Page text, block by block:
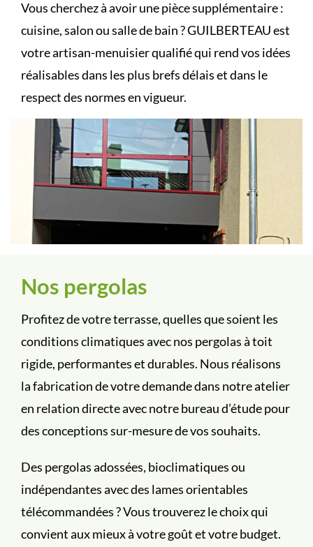
Vous cherchez à avoir une pièce supplémentaire :
cuisine, salon ou salle de bain ? GUILBERTEAU est
votre artisan-menuisier qualifié qui rend vos idées
réalisables dans les plus brefs délais et dans le
respect des normes en vigueur.
Nos pergolas
Profitez de votre terrasse, quelles que soient les
conditions climatiques avec nos pergolas à toit
rigide, performantes et durables. Nous réalisons
la fabrication de votre demande dans notre atelier
en relation directe avec notre bureau d’étude pour
des conceptions sur-mesure de vos souhaits.
Des pergolas adossées, bioclimatiques ou
indépendantes avec des lames orientables
télécommandées ? Vous trouverez le choix qui
convient aux mieux à votre goût et votre budget.